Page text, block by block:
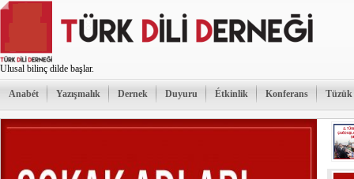
Ulusal bilinç dilde başlar.
Anabét Yazışmalık Dernek Duyuru Étkinlik Konferans Tüzük